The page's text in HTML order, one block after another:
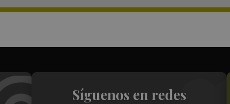
Síguenos en redes